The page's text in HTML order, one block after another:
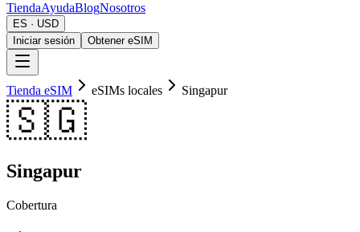
TiendaAyudaBlogNosotros
ES · USD
Iniciar sesión
Obtener eSIM
Tienda eSIM eSIMs locales Singapur
🇸🇬
Singapur
Cobertura